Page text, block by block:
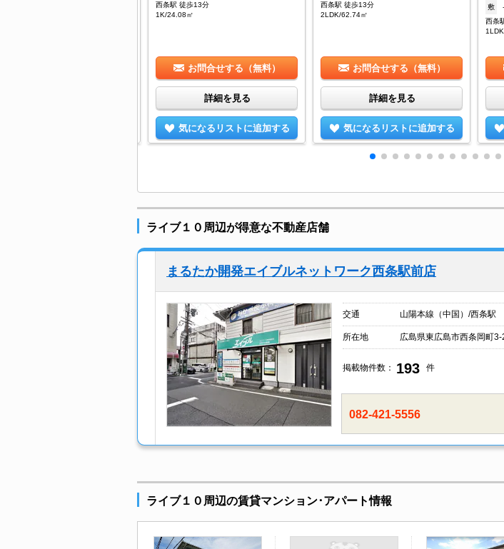
西条駅 徒歩13分
1K/24.08㎡
お問合せする（無料）
詳細を見る
気になるリストに追加する
西条駅 徒歩13分
2LDK/62.74㎡
お問合せする（無料）
詳細を見る
気になるリストに追加する
敷
西条
ライブ１０周辺が得意な不動産店舗
まるたか開発エイブルネットワーク西条駅前店
交通 山陽本線（中国）/西条駅
所在地 広島県東広島市西条岡町3-
掲載物件数： 193 件
082-421-5556
ライブ１０周辺の賃貸マンション･アパート情報